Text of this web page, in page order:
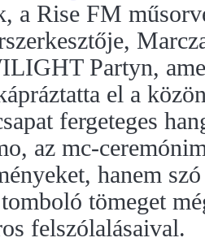
a Rise FM
Partyn,
el a
fergeteges
az mc-
hanem
tömeget
felszólalásaival.